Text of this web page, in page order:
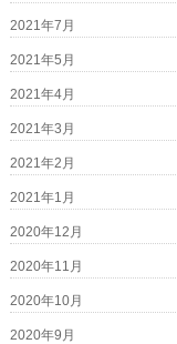
2021年7月
2021年5月
2021年4月
2021年3月
2021年2月
2021年1月
2020年12月
2020年11月
2020年10月
2020年9月